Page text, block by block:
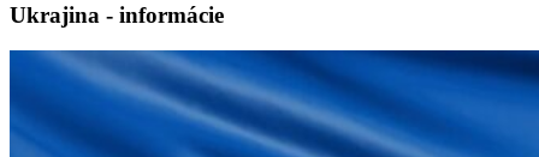
Ukrajina - informácie